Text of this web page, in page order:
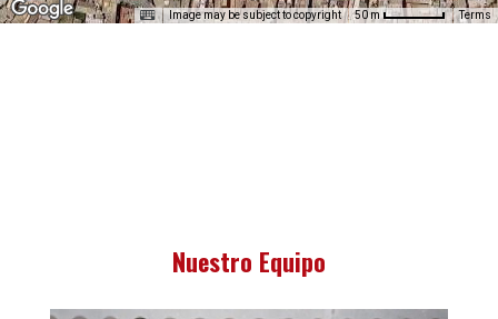
Image may be subject to copyright 50 m Terms
Nuestro Equipo